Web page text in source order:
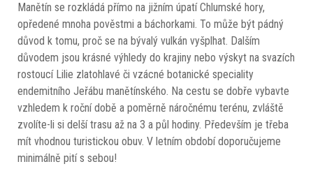
Manětín se rozkládá přímo na jižním úpatí Chlumské hory,
opředené mnoha pověstmi a báchorkami. To může být pádný
důvod k tomu, proč se na bývalý vulkán vyšplhat. Dalším
důvodem jsou krásné výhledy do krajiny nebo výskyt na svazích
rostoucí Lilie zlatohlavé či vzácné botanické speciality
endemitního Jeřábu manětínského. Na cestu se dobře vybavte
vzhledem k roční době a poměrně náročnému terénu, zvláště
zvolíte-li si delší trasu až na 3 a půl hodiny. Především je třeba
mít vhodnou turistickou obuv. V letním období doporučujeme
minimálně pití s sebou!